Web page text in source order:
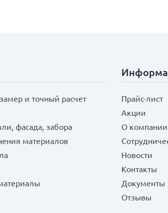
и точный расчет
фасада, забора
материалов
Прайс-лист
Акции
О компании
Новости
Контакты
Документы
Отзывы